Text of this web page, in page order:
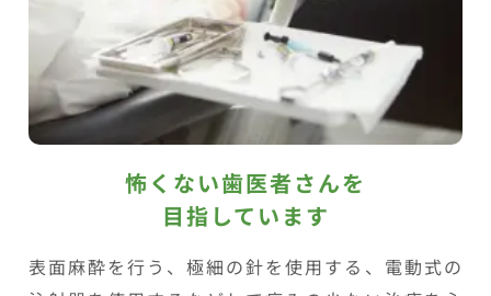
怖くない歯医者さんを
目指しています
表面麻酔を行う、極細の針を使用する、電動式の